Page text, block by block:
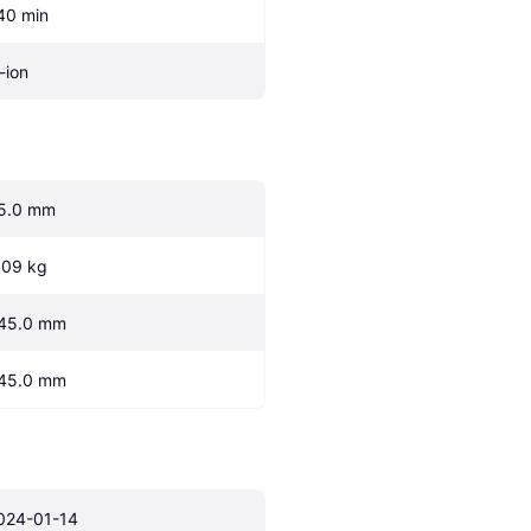
min
ion
mm
kg
mm
mm
01-14